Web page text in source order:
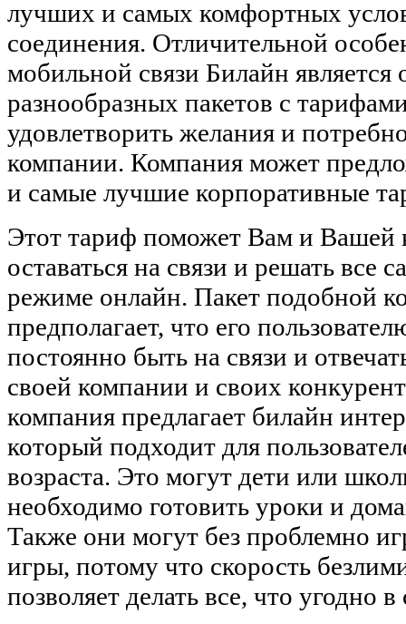
лучших и самых комфортных
соединения. Отличительной
мобильной связи Билайн является
разнообразных пакетов с
удовлетворить желания и
компании. Компания может
и самые лучшие корпоративные
Этот тариф поможет Вам и Вашей
оставаться на связи и решать все
режиме онлайн. Пакет подобной
предполагает, что его
постоянно быть на связи и
своей компании и своих
компания предлагает билайн
который подходит для
возраста. Это могут дети или
необходимо готовить уроки и
Также они могут без проблемно
игры, потому что скорость
позволяет делать все, что угодно в